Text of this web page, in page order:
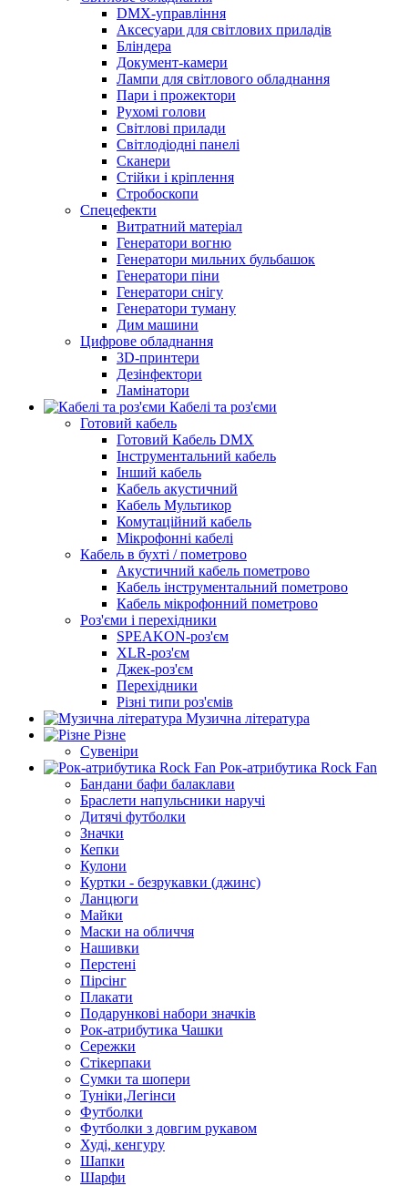
DMX-управління
Аксесуари для світлових приладів
Бліндера
Документ-камери
Лампи для світлового обладнання
Пари і прожектори
Рухомі голови
Світлові прилади
Світлодіодні панелі
Сканери
Стійки і кріплення
Стробоскопи
Спецефекти
Витратний матеріал
Генератори вогню
Генератори мильних бульбашок
Генератори піни
Генератори снігу
Генератори туману
Дим машини
Цифрове обладнання
3D-принтери
Дезінфектори
Ламінатори
Кабелі та роз'єми
Готовий кабель
Готовий Кабель DMX
Інструментальний кабель
Інший кабель
Кабель акустичний
Кабель Мультикор
Комутаційний кабель
Мікрофонні кабелі
Кабель в бухті / пометрово
Акустичний кабель пометрово
Кабель інструментальний пометрово
Кабель мікрофонний пометрово
Роз'єми і перехідники
SPEAKON-роз'єм
XLR-роз'єм
Джек-роз'єм
Перехідники
Різні типи роз'ємів
Музична література
Різне
Сувеніри
Рок-атрибутика Rock Fan
Бандани бафи балаклави
Браслети напульсники наручі
Дитячі футболки
Значки
Кепки
Кулони
Куртки - безрукавки (джинс)
Ланцюги
Майки
Маски на обличчя
Нашивки
Перстені
Пірсінг
Плакати
Подарункові набори значків
Рок-атрибутика Чашки
Сережки
Стікерпаки
Сумки та шопери
Туніки,Легінси
Футболки
Футболки з довгим рукавом
Худі, кенгуру
Шапки
Шарфи